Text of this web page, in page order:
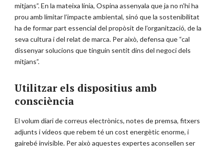
mitjans”. En la mateixa línia, Ospina assenyala que ja no n’hi ha
prou amb limitar l’impacte ambiental, sinó que la sostenibilitat
ha de formar part essencial del propòsit de l’organització, de la
seva cultura i del relat de marca. Per això, defensa que “cal
dissenyar solucions que tinguin sentit dins del negoci dels
mitjans”.
Utilitzar els dispositius amb
consciència
El volum diari de correus electrònics, notes de premsa, fitxers
adjunts i vídeos que rebem té un cost energètic enorme, i
gairebé invisible. Per això aquestes expertes aconsellen ser